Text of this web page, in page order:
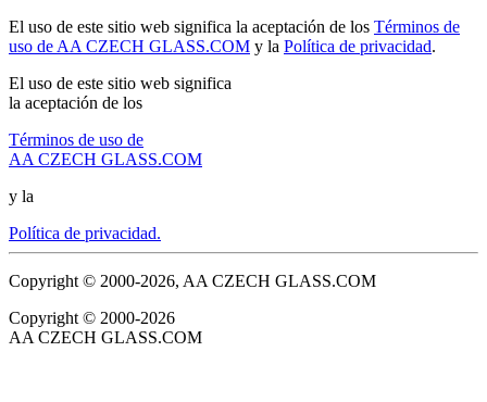
El uso de este sitio web significa la aceptación de los Términos de
uso de AA CZECH GLASS.COM y la Política de privacidad.
El uso de este sitio web significa
la aceptación de los
Términos de uso de
AA CZECH GLASS.COM
y la
Política de privacidad.
Copyright © 2000-2026, AA CZECH GLASS.COM
Copyright © 2000-2026
AA CZECH GLASS.COM